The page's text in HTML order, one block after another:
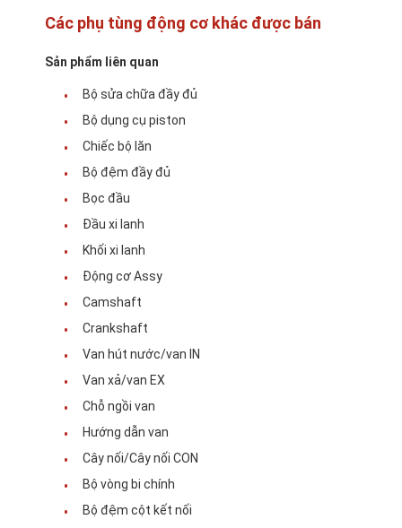
Trang chủ
Các sản phẩm
Trình diễn VR
về chúng tôi
tham quan nhà máy
Kiểm soát chất lượng
Tin tức
nói chuyện ngay.
Bộ phận động cơ KOMATSU
Các phụ tùng động cơ khác được bán
Sản phẩm liên quan
Bộ sửa chữa đầy đủ
Bộ dụng cụ piston
Chiếc bộ lăn
Bộ đệm đầy đủ
Bọc đầu
Đầu xi lanh
Khối xi lanh
Động cơ Assy
Camshaft
Crankshaft
Van hút nước/van IN
Van xả/van EX
Chỗ ngồi van
Hướng dẫn van
Cây nối/Cây nối CON
Bộ vòng bi chính
Bộ đệm cột kết nối